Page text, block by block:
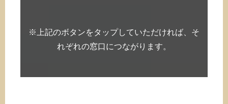
※上記のボタンをタップしていただければ、そ
れぞれの窓口につながります。